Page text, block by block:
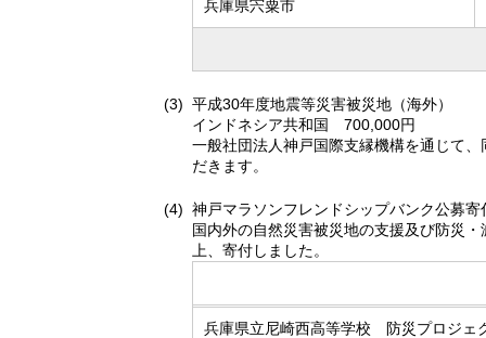
兵庫県宍粟市
平成30年度地震等災害被災地（海外）
インドネシア共和国 700,000円
一般社団法人神戸国際支縁機構を通じて
だきます。
神戸マラソンフレンドシップバンク公募寄
国内外の自然災害被災地の支援及び防災
上、寄付しました。
兵庫県立尼崎西高等学校 防災プロジェ